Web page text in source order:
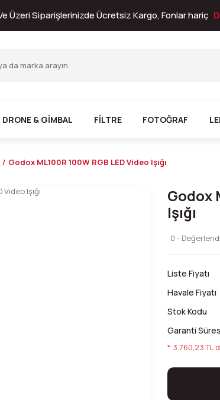
Üzeri Siparişlerinizde Ücretsiz Kargo, Fonlar hariç
DRONE & GİMBAL FİLTRE FOTOĞRAF
Godox ML100R 100W RGB LED Video Işığı
Godox
Işığı
0 -
Liste Fiyatı
Havale Fiyatı
Stok Kodu
Garanti
* 3.760,23 TL